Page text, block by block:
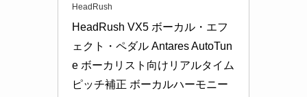
HeadRush
HeadRush VX5 ボーカル・エフ
ェクト・ペダル Antares AutoTun
e ボーカリスト向けリアルタイム
ピッチ補正 ボーカルハーモニー